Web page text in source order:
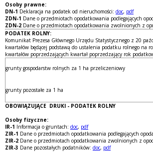
Osoby prawne:
DN-1 Deklaracja na podatek od nieruchomości: doc, pdf
ZDN-1 Dane o przedmiotach opodatkowania podlegających
ZDN-2 Dane o przedmiotach opodatkowania zwolnionych z
PODATEK ROLNY:
Komunikat Prezesa Głównego Urzędu Statystycznego z 20
kwartałów będącej podstawą do ustalenia podatku rolnego
kwartałów poprzedzających kwartał poprzedzający rok
grunty gospodarstw rolnych za 1 ha przeliczeniowy
grunty pozostałe za 1 ha
OBOWIĄZUJĄCE DRUKI - PODATEK ROLNY
Osoby fizyczne:
IR-1 Informacja o gruntach: doc, pdf
ZIR-1 Dane o przedmiotach opodatkowania podlegających
ZIR-2 Dane o przedmiotach opodatkowania zwolnionych z
ZIR-3 Dane pozostałych podatników: doc, pdf